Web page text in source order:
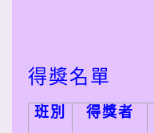
得獎名單
班別 得獎者